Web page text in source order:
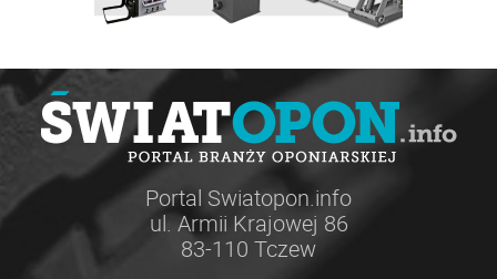
Portal Swiatopon.info
ul. Armii Krajowej 86
83-110 Tczew